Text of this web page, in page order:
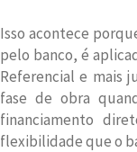
Isso acontece
pelo banco, é
Referencial e mais
fase de obra
financiamento
flexibilidade que o